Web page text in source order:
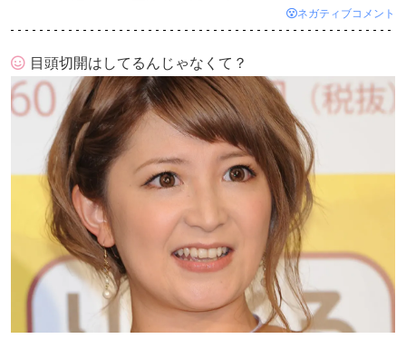
ネガティブコメント
目頭切開はしてるんじゃなくて？